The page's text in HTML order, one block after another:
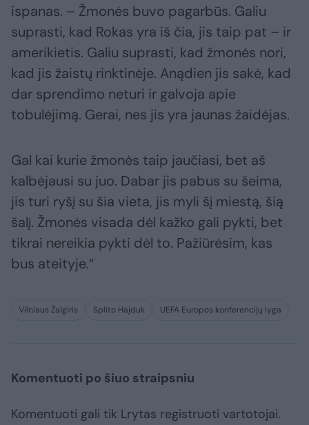
ispanas. – Žmonės buvo pagarbūs. Galiu
suprasti, kad Rokas yra iš čia, jis taip pat – ir
amerikietis. Galiu suprasti, kad žmonės nori,
kad jis žaistų rinktinėje. Anądien jis sakė, kad
dar sprendimo neturi ir galvoja apie
tobulėjimą. Gerai, nes jis yra jaunas žaidėjas.
Gal kai kurie žmonės taip jaučiasi, bet aš
kalbėjausi su juo. Dabar jis pabus su šeima,
jis turi ryšį su šia vieta, jis myli šį miestą, šią
šalį. Žmonės visada dėl kažko gali pykti, bet
tikrai nereikia pykti dėl to. Pažiūrėsim, kas
bus ateityje.“
Vilniaus Žalgiris Splito Hajduk UEFA Europos konferencijų lyga
Komentuoti po šiuo straipsniu
Komentuoti gali tik Lrytas registruoti vartotojai.